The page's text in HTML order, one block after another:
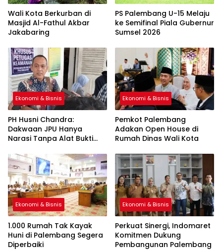
Wali Kota Berkurban di
Masjid Al-Fathul Akbar
Jakabaring
PS Palembang U-15 Melaju
ke Semifinal Piala Gubernur
Sumsel 2026
Ekonomi & Bisnis
PH Husni Chandra:
Dakwaan JPU Hanya
Narasi Tanpa Alat Bukti
Ekonomi & Bisnis
Pemkot Palembang
Adakan Open House di
Rumah Dinas Wali Kota
Ekonomi & Bisnis
1.000 Rumah Tak Kayak
Huni di Palembang Segera
Diperbaiki
Ekonomi & Bisnis
Perkuat Sinergi, Indomaret
Komitmen Dukung
Pembangunan Palembang